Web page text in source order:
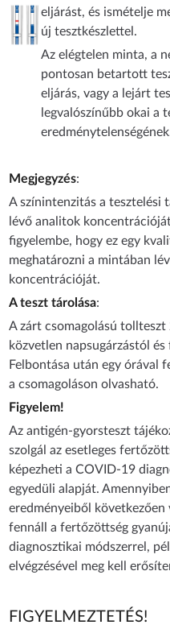
eljárást, és ismételje
új tesztkészlettel.
Az elégtelen minta, a
pontosan betartott
eljárás, vagy a lejárt
legvalószínűbb okai a
Megjegyzés:
A színintenzitás a tesztelési
lévő analitok
figyelembe, hogy ez egy
meghatározni a mintában
koncentrációját.
A teszt tárolása:
A zárt csomagolású tollteszt
közvetlen napsugárzástól
Felbontása után egy órával
a csomagoláson olvasható.
Figyelem!
Az antigén-gyorsteszt
szolgál az esetleges
képezheti a COVID-19
egyedüli alapját.
eredményeiből következően
fennáll a fertőzöttség
diagnosztikai módszerrel,
elvégzésével meg kell
FIGYELMEZTETÉS!